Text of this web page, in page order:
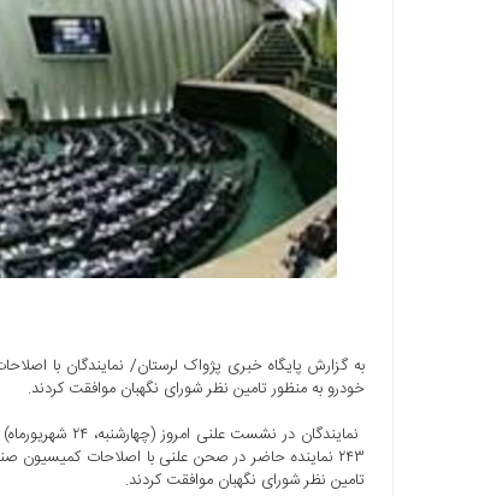
خودرو به منظور تامین نظر شورای نگهبان موافقت کردند.
تامین نظر شورای نگهبان موافقت کردند.